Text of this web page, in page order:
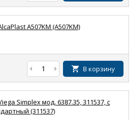
A507KM (A507KM)
В корзину
Simplex мод. 6387.35, 311537, с
(311537)